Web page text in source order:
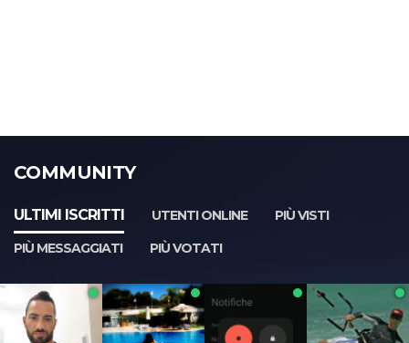
COMMUNITY
ULTIMI ISCRITTI UTENTI ONLINE
PIÙ VISTI
PIÙ MESSAGGIATI
PIÙ VOTATI